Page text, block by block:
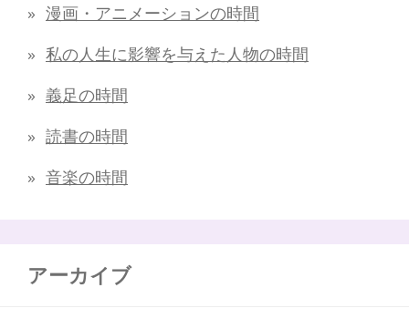
漫画・アニメーションの時間
私の人生に影響を与えた人物の時間
義足の時間
読書の時間
音楽の時間
アーカイブ